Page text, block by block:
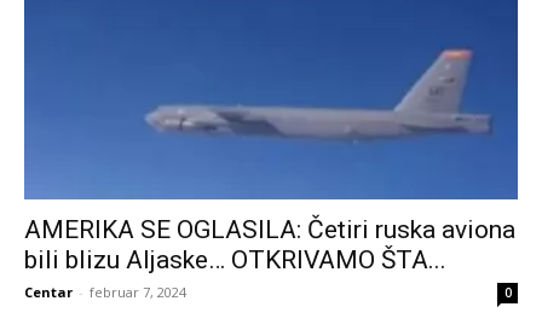
AMERIKA SE OGLASILA: Četiri ruska aviona
bili blizu Aljaske… OTKRIVAMO ŠTA...
Centar - februar 7, 2024 0